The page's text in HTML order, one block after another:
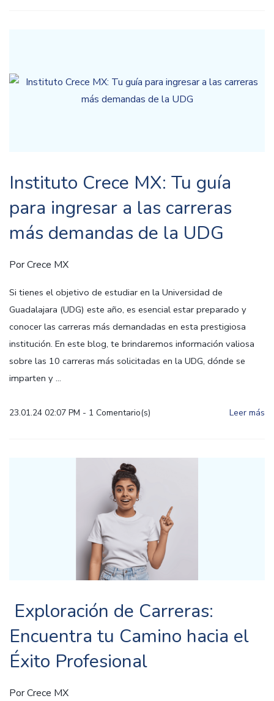
Instituto Crece MX: Tu guía
para ingresar a las carreras
más demandas de la UDG
PorCrece MX
Si tienes el objetivo de estudiar en la Universidad de
Guadalajara (UDG) este año, es esencial estar preparado y
conocer las carreras más demandadas en esta prestigiosa
institución. En este blog, te brindaremos información valiosa
sobre las 10 carreras más solicitadas en la UDG, dónde se
imparten y ...
23.01.24 02:07 PM - 1 Comentario(s) Leer más
Exploración de Carreras:
Encuentra tu Camino hacia el
Éxito Profesional
PorCrece MX